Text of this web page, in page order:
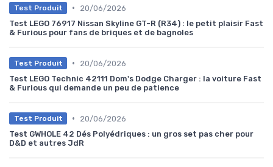
Test Produit •
20/06/2026
Test LEGO 76917 Nissan Skyline GT-R (R34) : le petit plaisir Fast
& Furious pour fans de briques et de bagnoles
Test Produit •
20/06/2026
Test LEGO Technic 42111 Dom's Dodge Charger : la voiture Fast
& Furious qui demande un peu de patience
Test Produit •
20/06/2026
Test GWHOLE 42 Dés Polyédriques : un gros set pas cher pour
D&D et autres JdR